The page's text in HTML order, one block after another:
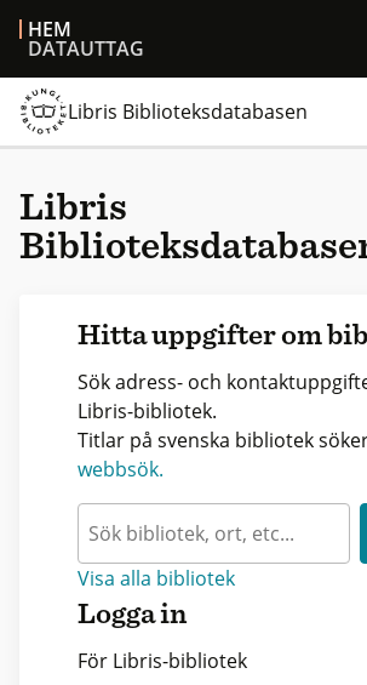
HEM
DATAUTTAG
Libris Biblioteksdatabasen
Libris
Hitta uppgifter om
Sök adress- och
Libris-bibliotek.
Titlar på svenska bibliotek
webbsök.
Visa alla bibliotek
Logga in
För Libris-bibliotek